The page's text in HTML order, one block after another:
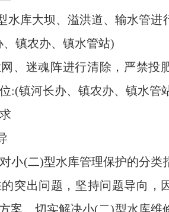
水库大坝、溢洪道、输水管进
镇农办、镇水管站)
、迷魂阵进行清除，严禁投
:(镇河长办、镇农办、镇水管
小(二)型水库管理保护的分类
突出问题，坚持问题导向，
案。切实解决小(二)型水库维